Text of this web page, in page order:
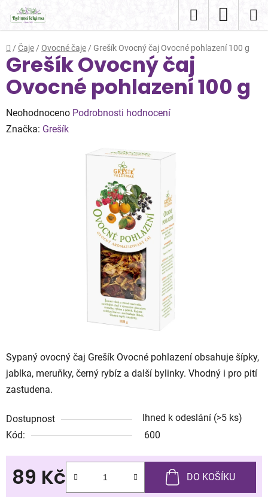
obsah
Hledat
KOŠÍK
Domů
/ Čaje / Ovocné čaje / Grešík Ovocný čaj Ovocné pohlazení 100 g
Sypaný ovocný čaj Grešík Ovocné pohlazení obsahuje šípky,
jablka, meruňky, černý rybíz a další bylinky. Vhodný i pro pití
zastudena.
Dostupnost Ihned k odeslání (>5 ks)
Kód:
600
89 Kč DO KOŠÍKU
Grešík Ovocný čaj
Ovocné pohlazení 100 g
Průměrné
hodnocení
Neohodnoceno Podrobnosti hodnocení
Značka: Grešík